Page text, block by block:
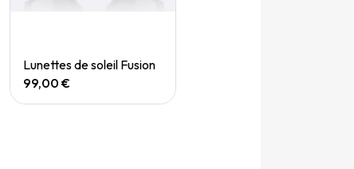
Quick View
Lunettes de soleil Fusion
99,00 €